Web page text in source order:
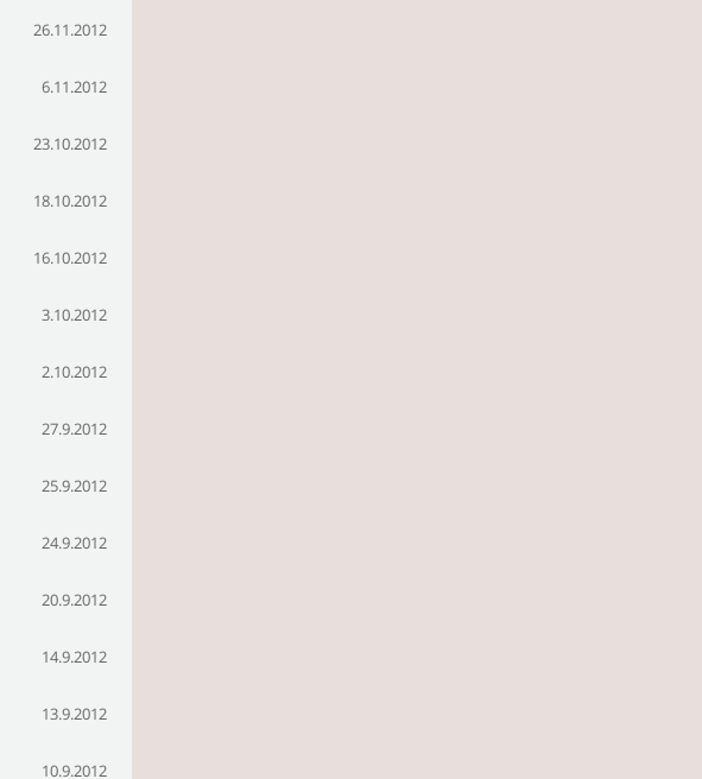
26.11.2012
6.11.2012
23.10.2012
18.10.2012
16.10.2012
3.10.2012
2.10.2012
27.9.2012
25.9.2012
24.9.2012
20.9.2012
14.9.2012
13.9.2012
10.9.2012